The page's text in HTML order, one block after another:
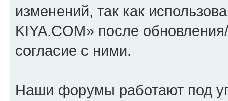
изменений, так как
KIYA.COM» после
согласие с ними.
Наши форумы работают под